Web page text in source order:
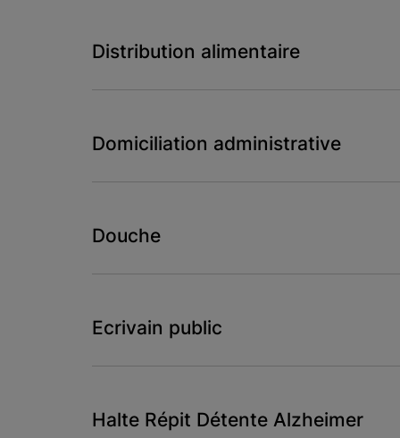
Distribution alimentaire
Domiciliation administrative
Douche
Ecrivain public
Halte Répit Détente Alzheimer